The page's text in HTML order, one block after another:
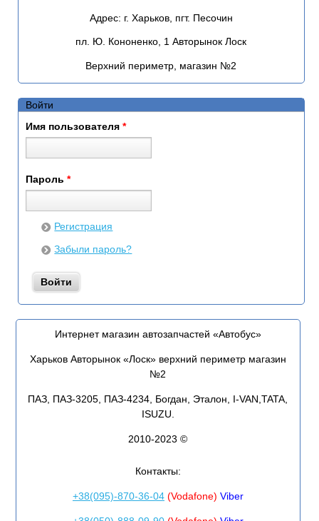
Адрес: г. Харьков, пгт. Песочин
пл. Ю. Кононенко, 1 Авторынок Лоск
Верхний периметр, магазин №2
Войти
Имя пользователя *
Пароль *
Регистрация
Забыли пароль?
Интернет магазин автозапчастей «Автобус»
Харьков Авторынок «Лоск» верхний периметр магазин
№2
ПАЗ, ПАЗ-3205, ПАЗ-4234, Богдан, Эталон, I-VAN,TATA,
ISUZU.
2010-2023 ©
Контакты:
+38(095)-870-36-04(Vodafone) Viber